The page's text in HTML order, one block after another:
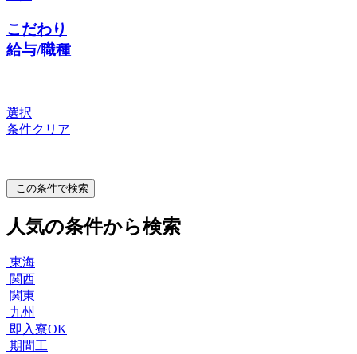
こだわり
給与/職種
選択
条件クリア
この条件で検索
人気の条件から検索
東海
関西
関東
九州
即入寮OK
期間工